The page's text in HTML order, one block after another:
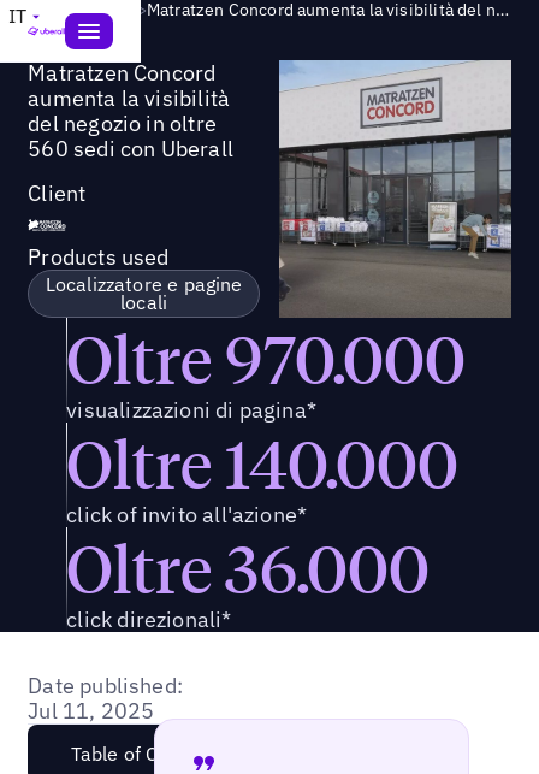
IT Success Story > Matratzen Concord aumenta la visibilità del negozio in oltre 560 sedi con Uberall
Matratzen Concord
aumenta la visibilità
del negozio in oltre
560 sedi con Uberall
Client
Products used
Localizzatore e pagine
locali
Oltre 970.000
visualizzazioni di pagina*
Oltre 140.000
click of invito all'azione*
Oltre 36.000
click direzionali*
Date published:
Jul 11, 2025
Table of Content